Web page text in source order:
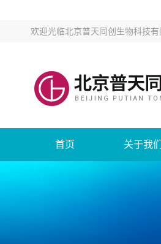
欢迎光临北京普天同创生物科技
首页 关于我们